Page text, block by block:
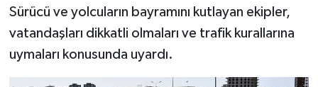
Sürücü ve yolcuların bayramını kutlayan ekipler,
vatandaşları dikkatli olmaları ve trafik kurallarına
uymaları konusunda uyardı.